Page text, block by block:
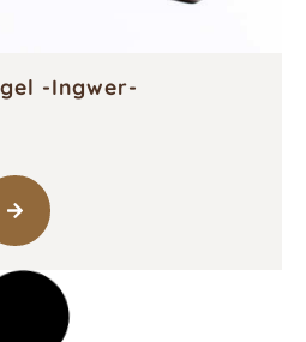
-Ingwer-